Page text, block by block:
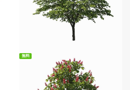
無料ダウンロード
無料